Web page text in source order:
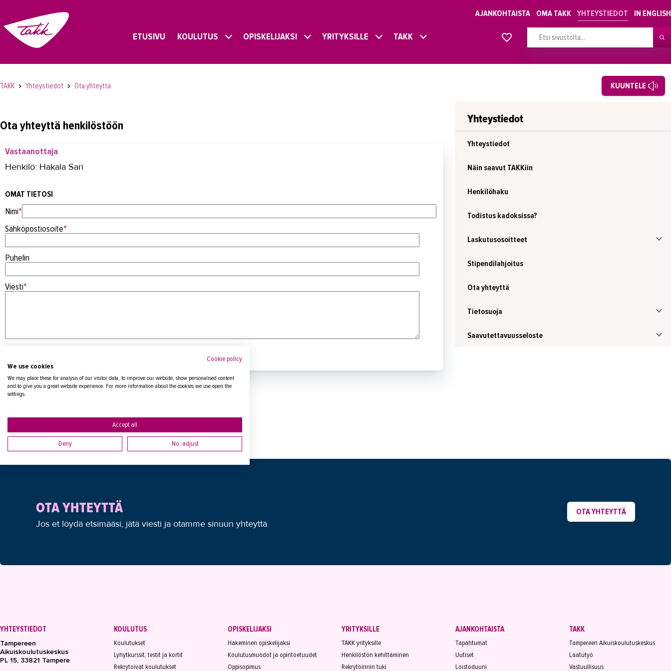
AJANKOHTAISTA OMA TAKK YHTEYSTIEDOT IN ENGLISH
ETUSIVU KOULUTUS OPISKELIJAKSI YRITYKSILLE TAKK
TAKK Yhteystiedot Ota yhteyttä KUUNTELE
Ota yhteyttä henkilöstöön
Vastaanottaja
Henkilö: Hakala Sari
OMAT TIETOSI
Nimi*
Sähköpostiosoite*
Puhelin
Viesti*
Tietosuojaseloste
Yhteystiedot
Yhteystiedot
Näin saavut TAKKiin
Henkilöhaku
Todistus kadoksissa?
Laskutusosoitteet
Stipendilahjoitus
Ota yhteyttä
Tietosuoja
Saavutettavuusseloste
OTA YHTEYTTÄ
Jos et löydä etsimääsi, jätä viesti ja otamme sinuun yhteyttä.
OTA YHTEYTTÄ
YHTEYSTIEDOT
Tampereen
Aikuiskoulutuskeskus
PL 15, 33821 Tampere
KOULUTUS
Koulutukset
Lyhytkurssit, testit ja kortit
Rekrytoivat koulutukset
OPISKELIJAKSI
Hakeminen opiskelijaksi
Koulutusmuodot ja opintoetuudet
Oppisopimus
YRITYKSILLE
TAKK yrityksille
Henkilöstön kehittäminen
Rekrytoinnin tuki
AJANKOHTAISTA
Tapahtumat
Uutiset
Loistoduuni
TAKK
Tampereen Aikuiskoulutuskeskus
Laatutyö
Vastuullisuus
Alkavat koulutukset osiosta
Cookie policy
We use cookies
We may place these for analysis of our visitor data, to improve our website, show personalised content
and to give you a great website experience. For more information about the cookies we use open the
settings.
Accept all
Deny No, adjust